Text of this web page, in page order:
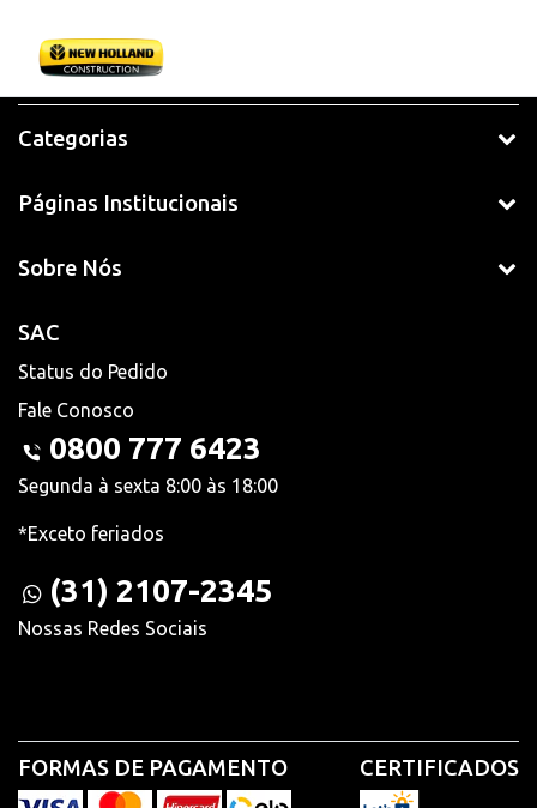
Categorias
Páginas Institucionais
Sobre Nós
SAC
Status do Pedido
Fale Conosco
0800 777 6423
Segunda à sexta 8:00 às 18:00
*Exceto feriados
(31) 2107-2345
Nossas Redes Sociais
FORMAS DE PAGAMENTO CERTIFICADOS